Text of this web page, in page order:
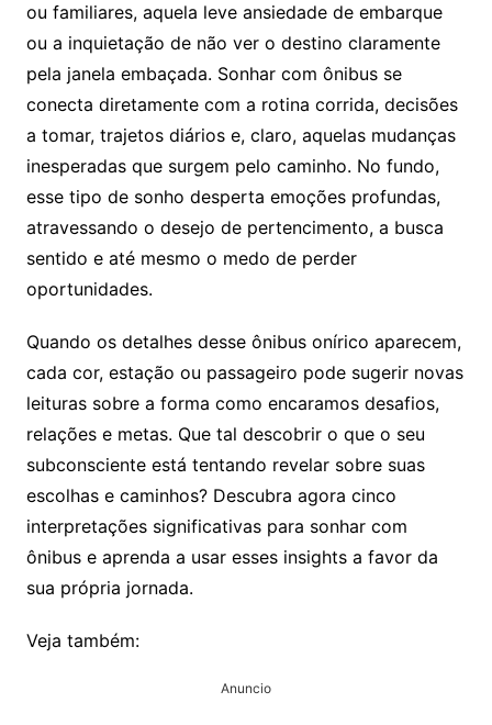
ou familiares, aquela leve ansiedade de embarque
ou a inquietação de não ver o destino claramente
pela janela embaçada. Sonhar com ônibus se
conecta diretamente com a rotina corrida, decisões
a tomar, trajetos diários e, claro, aquelas mudanças
inesperadas que surgem pelo caminho. No fundo,
esse tipo de sonho desperta emoções profundas,
atravessando o desejo de pertencimento, a busca
sentido e até mesmo o medo de perder
oportunidades.
Quando os detalhes desse ônibus onírico aparecem,
cada cor, estação ou passageiro pode sugerir novas
leituras sobre a forma como encaramos desafios,
relações e metas. Que tal descobrir o que o seu
subconsciente está tentando revelar sobre suas
escolhas e caminhos? Descubra agora cinco
interpretações significativas para sonhar com
ônibus e aprenda a usar esses insights a favor da
sua própria jornada.
Veja também:
Anuncio